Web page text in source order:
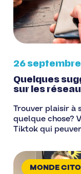
26
Quelques
sur les
Trouver plaisir à
quelque chose?
Tiktok qui
MONDE